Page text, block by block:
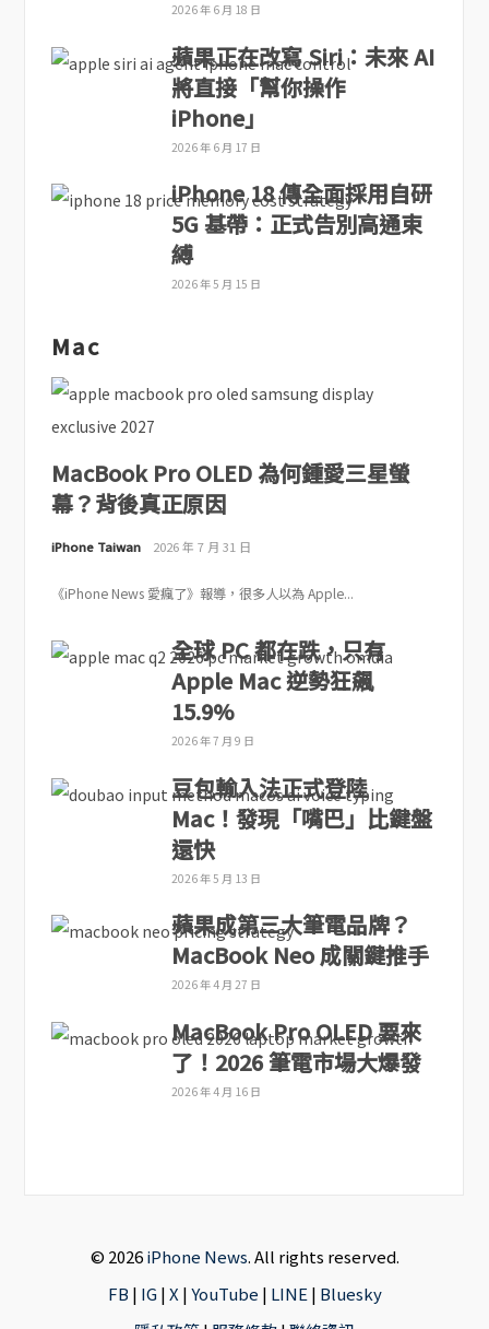
2026 年 6 月 18 日
蘋果正在改寫 Siri：未來 AI
將直接「幫你操作
iPhone」
2026 年 6 月 17 日
iPhone 18 傳全面採用自研
5G 基帶：正式告別高通束
縛
2026 年 5 月 15 日
Mac
MacBook Pro OLED 為何鍾愛三星螢
幕？背後真正原因
iPhone Taiwan 2026 年 7 月 31 日
《iPhone News 愛瘋了》報導，很多人以為 Apple...
全球 PC 都在跌，只有
Apple Mac 逆勢狂飆
15.9%
2026 年 7 月 9 日
豆包輸入法正式登陸
Mac！發現「嘴巴」比鍵盤
還快
2026 年 5 月 13 日
蘋果成第三大筆電品牌？
MacBook Neo 成關鍵推手
2026 年 4 月 27 日
MacBook Pro OLED 要來
了！2026 筆電市場大爆發
2026 年 4 月 16 日
© 2026iPhone News. All rights reserved.
FB | IG|X |YouTube | LINE | Bluesky